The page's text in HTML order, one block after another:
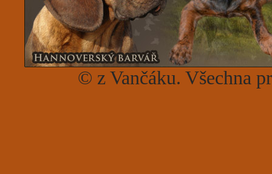
© z Vančáku. Všechna